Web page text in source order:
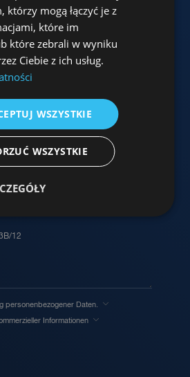
von 24 Stunden antworten und
vereinbaren.
personenbezogener Daten.
Informationen
którzy mogą łączyć je z
które im
które zebrali w wyniku
Ciebie z ich usług.
WSZYSTKIE
WSZYSTKIE